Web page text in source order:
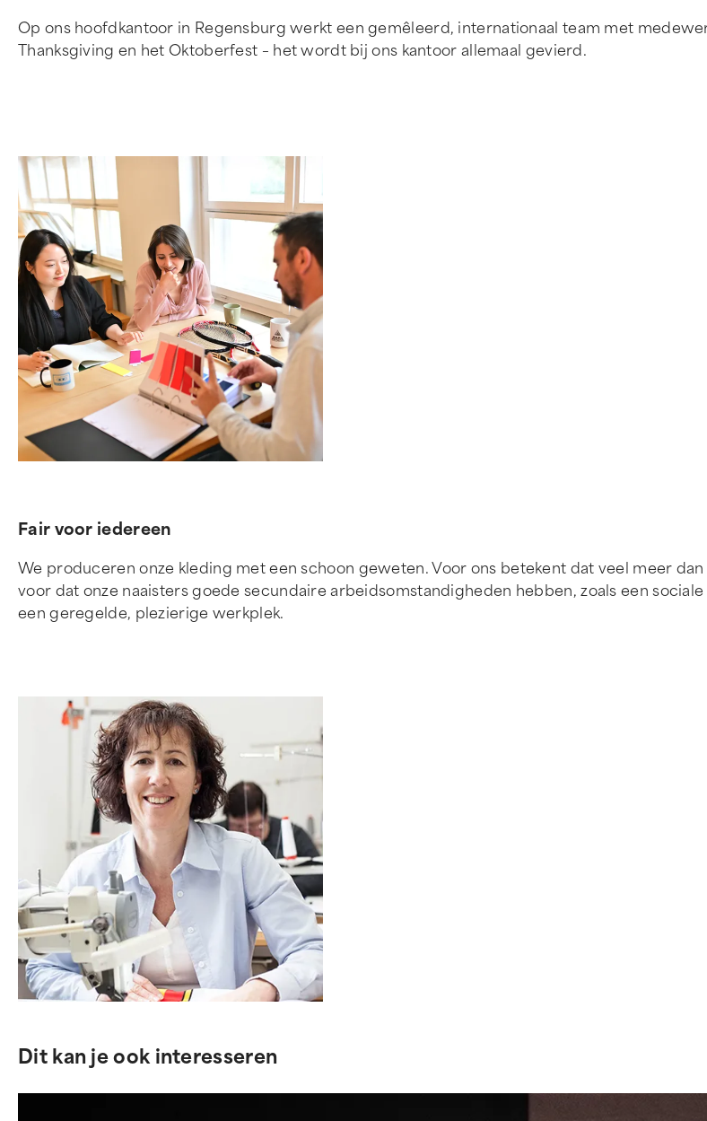
Op ons hoofdkantoor in Regensburg werkt een gemêleerd, internationaal team met
Thanksgiving en het Oktoberfest – het wordt bij ons kantoor allemaal gevierd.
Fair voor iedereen
We produceren onze kleding met een schoon geweten. Voor ons betekent dat veel meer
voor dat onze naaisters goede secundaire arbeidsomstandigheden hebben, zoals een
een geregelde, plezierige werkplek.
Dit kan je ook interesseren